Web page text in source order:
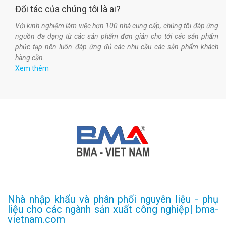
Đối tác của chúng tôi là ai?
Với kinh nghiệm làm việc hơn 100 nhà cung cấp, chúng tôi đáp ứng
nguồn đa dạng từ các sản phẩm đơn giản cho tới các sản phẩm
phức tạp nên luôn đáp ứng đủ các nhu cầu các sản phẩm khách
hàng cần.
Xem thêm
Nhà nhập khẩu và phân phối nguyên liệu - phụ
liệu cho các ngành sản xuất công nghiệp| bma-
vietnam.com